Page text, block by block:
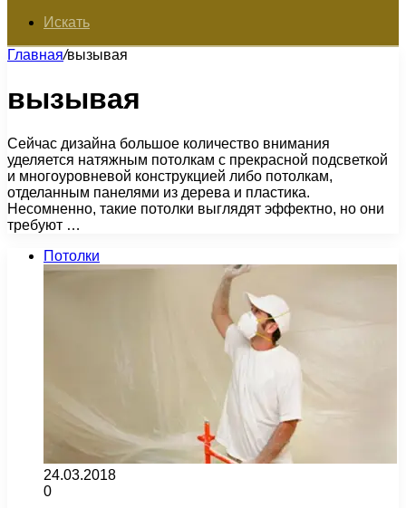
Искать
Главная/вызывая
вызывая
Сейчас дизайна большое количество внимания
уделяется натяжным потолкам с прекрасной подсветкой
и многоуровневой конструкцией либо потолкам,
отделанным панелями из дерева и пластика.
Несомненно, такие потолки выглядят эффектно, но они
требуют …
Потолки
24.03.2018
0